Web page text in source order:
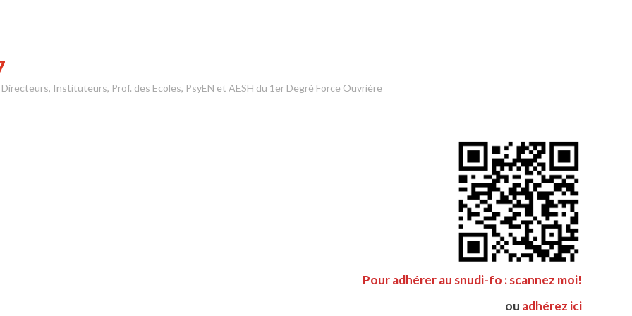
Instituteurs, Prof. des Ecoles, PsyEN et AESH du 1er Degré Force Ouvrière
Pour adhérer au snudi-fo : scannez moi!
ou adhérez ici